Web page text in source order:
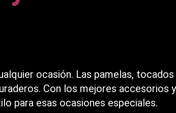
ocasión. Las pamelas,
Con los mejores
para esas ocasiones especiales.